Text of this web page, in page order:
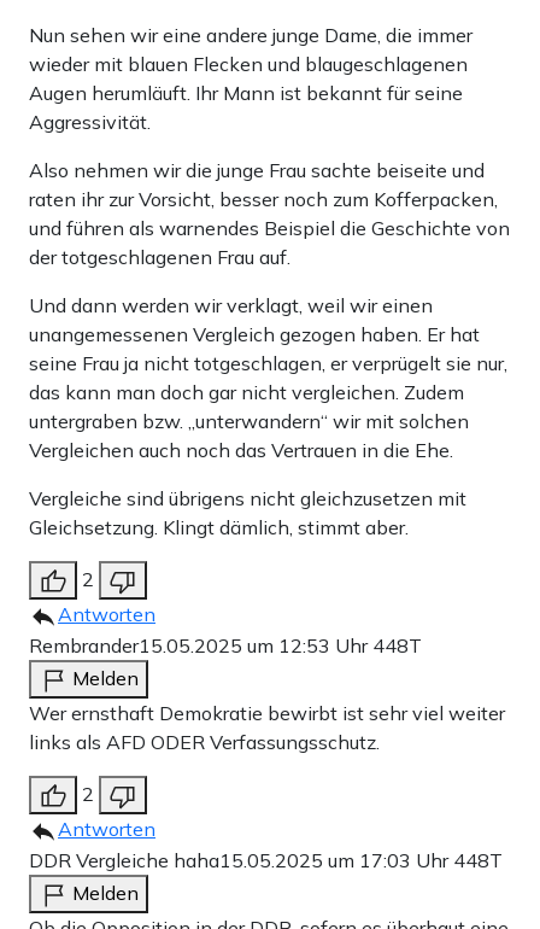
Nun sehen wir eine andere junge Dame, die immer
wieder mit blauen Flecken und blaugeschlagenen
Augen herumläuft. Ihr Mann ist bekannt für seine
Aggressivität.
Also nehmen wir die junge Frau sachte beiseite und
raten ihr zur Vorsicht, besser noch zum Kofferpacken,
und führen als warnendes Beispiel die Geschichte von
der totgeschlagenen Frau auf.
Und dann werden wir verklagt, weil wir einen
unangemessenen Vergleich gezogen haben. Er hat
seine Frau ja nicht totgeschlagen, er verprügelt sie nur,
das kann man doch gar nicht vergleichen. Zudem
untergraben bzw. „unterwandern“ wir mit solchen
Vergleichen auch noch das Vertrauen in die Ehe.
Vergleiche sind übrigens nicht gleichzusetzen mit
Gleichsetzung. Klingt dämlich, stimmt aber.
2
Antworten
Rembrander15.05.2025 um 12:53 Uhr 448T
Melden
Wer ernsthaft Demokratie bewirbt ist sehr viel weiter
links als AFD ODER Verfassungsschutz.
2
Antworten
DDR Vergleiche haha15.05.2025 um 17:03 Uhr 448T
Melden